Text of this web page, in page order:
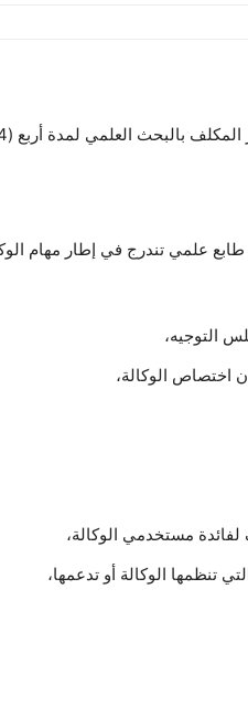
لمدة أربع (4) سنوات قابلة للتجديد.
علمي تندرج في إطار مهام
التوجيه،
اختصاص الوكالة،
مستخدمي الوكالة،
تنظمها الوكالة أو تدعمها،